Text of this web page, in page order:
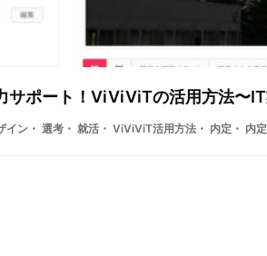
サポート！ViViViTの活用方法〜
イン・ 選考・ 就活・ ViViViT活用方法・ 内定・ 内